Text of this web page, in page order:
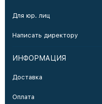
Для юр. лиц
Написать директору
ИНФОРМАЦИЯ
Доставка
Оплата